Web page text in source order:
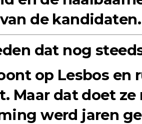
de kandidaten.
dat nog
op Lesbos en
Maar dat doet
werd jaren